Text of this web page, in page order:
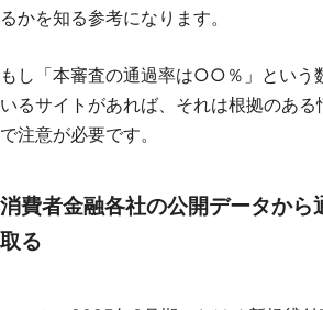
るかを知る参考になります。
もし「本審査の通過率は○○％」という
いるサイトがあれば、それは根拠のあ
で注意が必要です。
消費者金融各社の公開データから
取る